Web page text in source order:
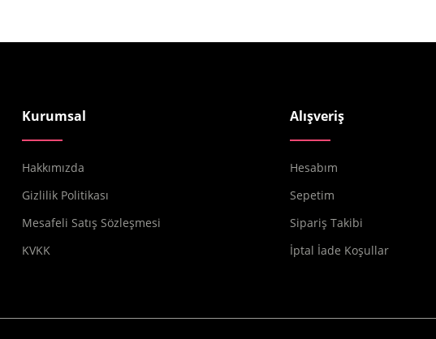
Kurumsal
Hakkımızda
Gizlilik Politikası
Mesafeli Satış Sözleşmesi
KVKK
Alışveriş
Hesabım
Sepetim
Sipariş Takibi
İptal İade Koşullar